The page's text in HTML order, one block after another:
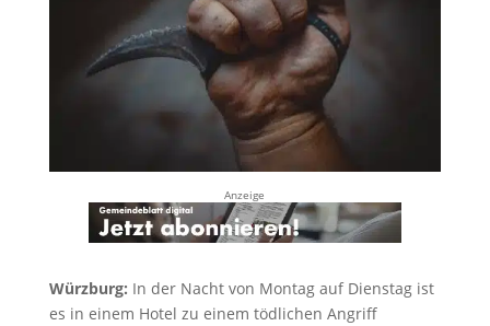
Anzeige
Würzburg: In der Nacht von Montag auf Dienstag ist
es in einem Hotel zu einem tödlichen Angriff